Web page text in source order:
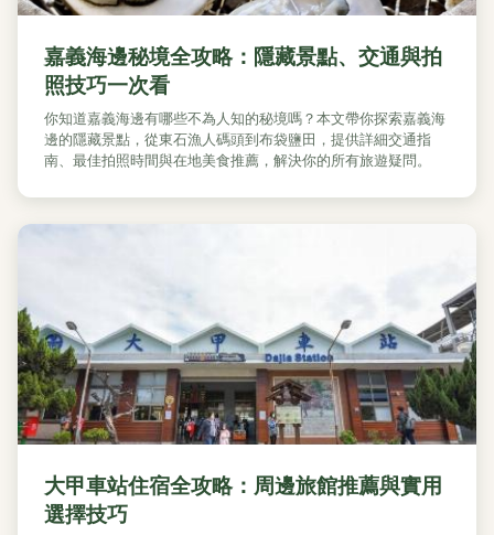
嘉義海邊秘境全攻略：隱藏景點、交通與拍
照技巧一次看
你知道嘉義海邊有哪些不為人知的秘境嗎？本文帶你探索嘉義海
邊的隱藏景點，從東石漁人碼頭到布袋鹽田，提供詳細交通指
南、最佳拍照時間與在地美食推薦，解決你的所有旅遊疑問。
大甲車站住宿全攻略：周邊旅館推薦與實用
選擇技巧